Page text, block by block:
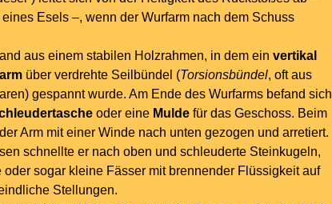
Esels –, wenn der Wurfarm nach dem Schuss
aus einem stabilen Holzrahmen, in dem ein vertikal
über verdrehte Seilbündel (Torsionsbündel, oft aus
gespannt wurde. Am Ende des Wurfarms befand sich
oder eine Mulde für das Geschoss. Beim
Arm mit einer Winde nach unten gezogen und arretiert.
schnellte er nach oben und schleuderte Steinkugeln,
oder sogar kleine Fässer mit brennender Flüssigkeit auf
Stellungen.